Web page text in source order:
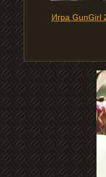
Игра GunGirl